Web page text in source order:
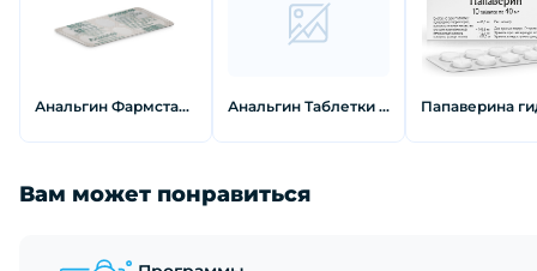
Анальгин Фармстандарт Таблетки 500 мг 10 шт Анальгин Таблетки 500 мг 10 шт
Вам может понравиться